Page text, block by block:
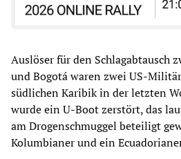
Auslöser für den Schlagabtausch
und Bogotá waren zwei US-
südlichen Karibik in der letzten
wurde ein U-Boot zerstört, das
am Drogenschmuggel beteiligt
Kolumbianer und ein